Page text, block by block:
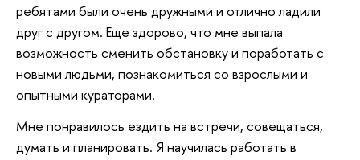
ребятами были очень дружными и отлично ладили
друг с другом. Еще здорово, что мне выпала
возможность сменить обстановку и поработать с
новыми людьми, познакомиться со взрослыми и
опытными кураторами.
Мне понравилось ездить на встречи, совещаться,
думать и планировать. Я научилась работать в